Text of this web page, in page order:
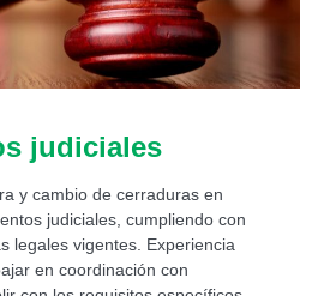
judiciales
y cambio de cerraduras en
judiciales, cumpliendo con
legales vigentes. Experiencia
en coordinación con